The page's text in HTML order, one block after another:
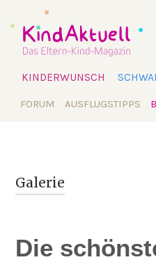
überspringen
KINDERWUNSCH
Navigation
FORUM AUSFLUGSTIPPS
Galerie
Die